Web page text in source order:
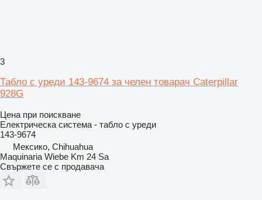
3
Табло с уреди 143-9674 за челен товарач Caterpillar
928G
Цена при поискване
Електрическа система - табло с уреди
143-9674
Мексико, Chihuahua
Maquinaria Wiebe Km 24 Sa
Свържете се с продавача